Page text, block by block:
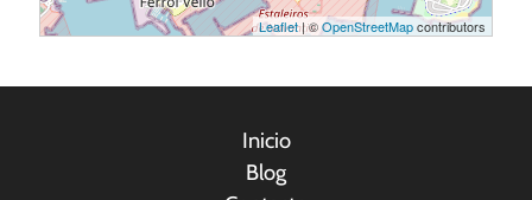
Leaflet| ©OpenStreetMapcontributors
Inicio
Blog